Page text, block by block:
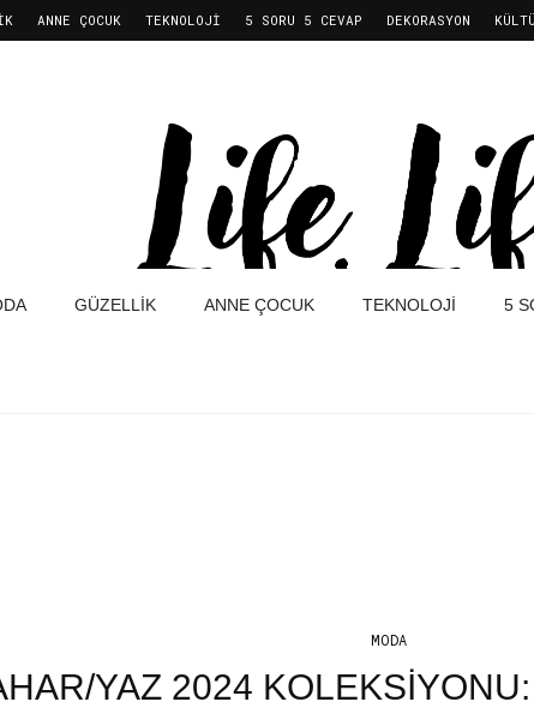
ANNE ÇOCUK TEKNOLOJI 5 SORU 5 CEVAP DEKORASYON
GÜZELLIK ANNE ÇOCUK TEKNOLOJI 5
MODA
YAZ 2024